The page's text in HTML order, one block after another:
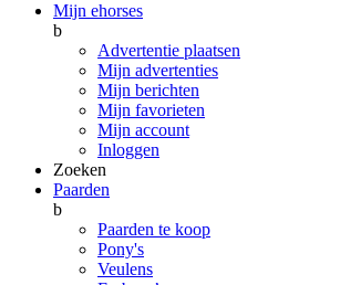
Mijn ehorses
b
Advertentie plaatsen
Mijn advertenties
Mijn berichten
Mijn favorieten
Mijn account
Inloggen
Zoeken
Paarden
b
Paarden te koop
Pony's
Veulens